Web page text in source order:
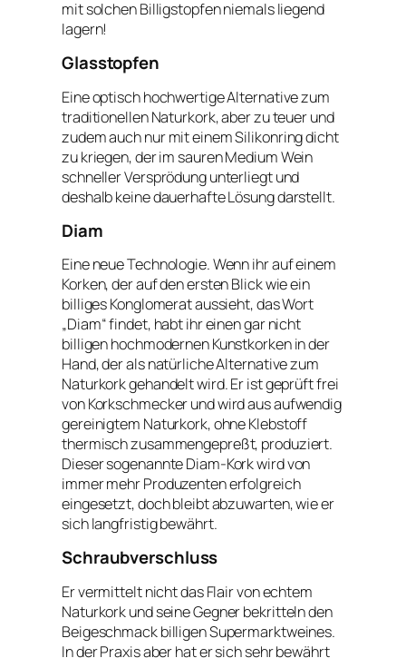
mit solchen Billigstopfen niemals liegend
lagern!
Glasstopfen
Eine optisch hochwertige Alternative zum
traditionellen Naturkork, aber zu teuer und
zudem auch nur mit einem Silikonring dicht
zu kriegen, der im sauren Medium Wein
schneller Versprödung unterliegt und
deshalb keine dauerhafte Lösung darstellt.
Diam
Eine neue Technologie. Wenn ihr auf einem
Korken, der auf den ersten Blick wie ein
billiges Konglomerat aussieht, das Wort
„Diam“ findet, habt ihr einen gar nicht
billigen hochmodernen Kunstkorken in der
Hand, der als natürliche Alternative zum
Naturkork gehandelt wird. Er ist geprüft frei
von Korkschmecker und wird aus aufwendig
gereinigtem Naturkork, ohne Klebstoff
thermisch zusammengepreßt, produziert.
Dieser sogenannte Diam-Kork wird von
immer mehr Produzenten erfolgreich
eingesetzt, doch bleibt abzuwarten, wie er
sich langfristig bewährt.
Schraubverschluss
Er vermittelt nicht das Flair von echtem
Naturkork und seine Gegner bekritteln den
Beigeschmack billigen Supermarktweines.
In der Praxis aber hat er sich sehr bewährt